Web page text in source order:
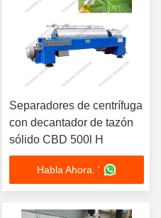
Separadores de centrífuga
con decantador de tazón
sólido CBD 500l H
Habla Ahora. '